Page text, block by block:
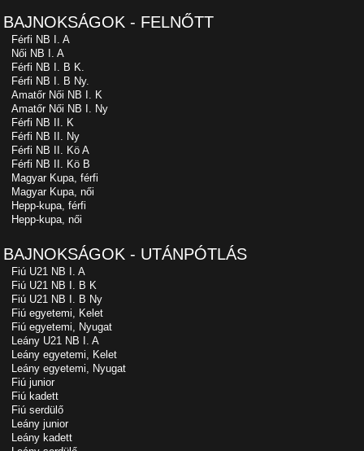
BAJNOKSÁGOK - FELNŐTT
Férfi NB I. A
Női NB I. A
Férfi NB I. B K.
Férfi NB I. B Ny.
Amatőr Női NB I. K
Amatőr Női NB I. Ny
Férfi NB II. K
Férfi NB II. Ny
Férfi NB II. Kö A
Férfi NB II. Kö B
Magyar Kupa, férfi
Magyar Kupa, női
Hepp-kupa, férfi
Hepp-kupa, női
BAJNOKSÁGOK - UTÁNPÓTLÁS
Fiú U21 NB I. A
Fiú U21 NB I. B K
Fiú U21 NB I. B Ny
Fiú egyetemi, Kelet
Fiú egyetemi, Nyugat
Leány U21 NB I. A
Leány egyetemi, Kelet
Leány egyetemi, Nyugat
Fiú junior
Fiú kadett
Fiú serdülő
Leány junior
Leány kadett